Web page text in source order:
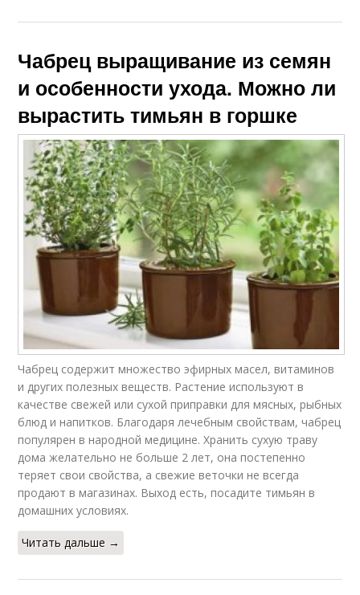
Чабрец выращивание из семян
и особенности ухода. Можно ли
вырастить тимьян в горшке
Чабрец содержит множество эфирных масел, витаминов
и других полезных веществ. Растение используют в
качестве свежей или сухой приправки для мясных, рыбных
блюд и напитков. Благодаря лечебным свойствам, чабрец
популярен в народной медицине. Хранить сухую траву
дома желательно не больше 2 лет, она постепенно
теряет свои свойства, а свежие веточки не всегда
продают в магазинах. Выход есть, посадите тимьян в
домашних условиях.
Читать дальше →